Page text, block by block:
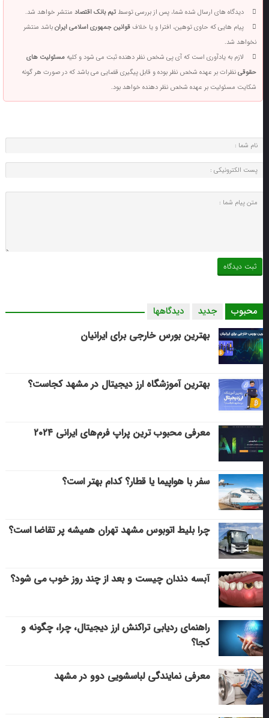
دیدگاه های ارسال شده شما، پس از بررسی توسطتیم بانک اقتصادمنتشر خواهد شد.
پیام هایی که حاوی توهین، افترا و یا خلافقوانین جمهوری اسلامی ایرانباشد منتشر
نخواهد شد.
لازم به یادآوری است که آی پی شخص نظر دهنده ثبت می شود و کلیهمسئولیت های
حقوقینظرات بر عهده شخص نظر بوده و قابل پیگیری قضایی می باشد که در صورت هر گونه
شکایت مسئولیت بر عهده شخص نظر دهنده خواهد بود.
محبوب جدید دیدگاهها
بهترین بورس خارجی برای ایرانیان
بهترین آموزشگاه ارز دیجیتال در مشهد کجاست؟
معرفی محبوب ترین پراپ فرم‌های ایرانی ۲۰۲۴
سفر با هواپیما یا قطار؟ کدام بهتر است؟
چرا بلیط اتوبوس مشهد تهران همیشه پر تقاضا است؟
آبسه دندان چیست و بعد از چند روز خوب می‌ شود؟
راهنمای ردیابی تراکنش ارز دیجیتال، چرا، چگونه و
کجا؟
معرفی نمایندگی لباسشویی دوو در مشهد